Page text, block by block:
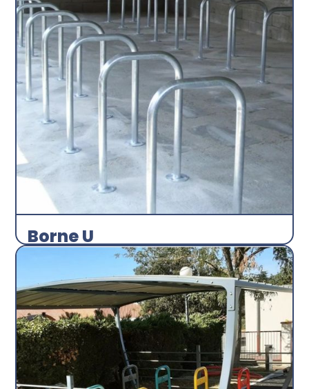
Borne U
Abri plus
Découvrir